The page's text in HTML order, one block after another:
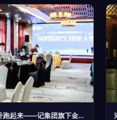
深修内功重自强，品质提升跑起来——记集团旗下金山湖酒店管理公司第四届职工技能大赛